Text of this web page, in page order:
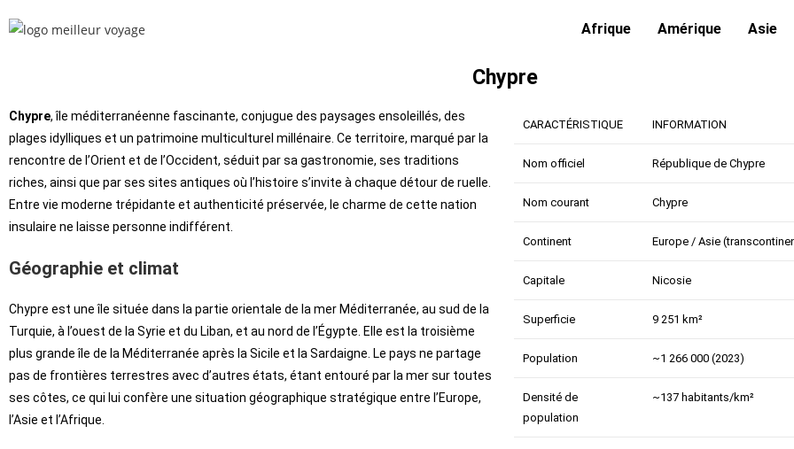
Afrique Amérique Asie
Chypre
Chypre, île méditerranéenne fascinante, conjugue des paysages ensoleillés, des
plages idylliques et un patrimoine multiculturel millénaire. Ce territoire, marqué par la
rencontre de l’Orient et de l’Occident, séduit par sa gastronomie, ses traditions
riches, ainsi que par ses sites antiques où l’histoire s’invite à chaque détour de ruelle.
Entre vie moderne trépidante et authenticité préservée, le charme de cette nation
insulaire ne laisse personne indifférent.
Géographie et climat
Chypre est une île située dans la partie orientale de la mer Méditerranée, au sud de la
Turquie, à l’ouest de la Syrie et du Liban, et au nord de l’Égypte. Elle est la troisième
plus grande île de la Méditerranée après la Sicile et la Sardaigne. Le pays ne partage
pas de frontières terrestres avec d’autres états, étant entouré par la mer sur toutes
ses côtes, ce qui lui confère une situation géographique stratégique entre l’Europe,
l’Asie et l’Afrique.
CARACTÉRISTIQUE INFORMATION
Nom officiel République de Chypre
Nom courant Chypre
Continent Europe / Asie
Capitale Nicosie
Superficie 9 251 km²
Population ~1 266 000 (2023)
Densité de
population
~137 habitants/km²